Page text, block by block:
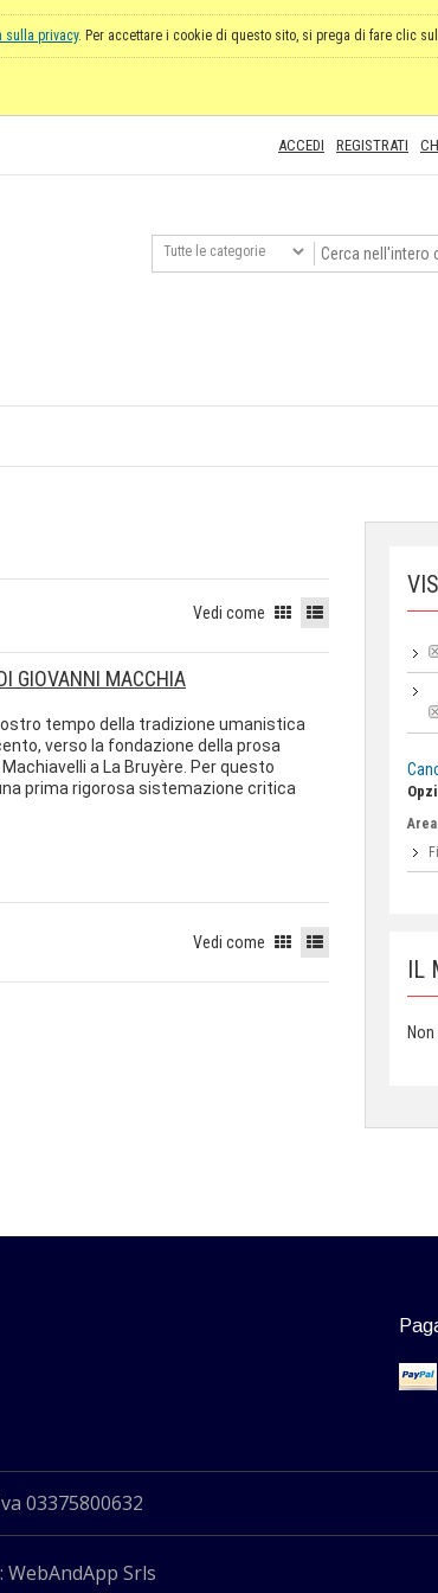
sulla privacy. Per accettare i cookie di questo sito, si prega di fare clic sul
ACCEDI REGISTRATI
Area
IL
Vedi come
GIOVANNI MACCHIA
tempo della tradizione umanistica
verso la fondazione della prosa
a La Bruyère. Per questo
prima rigorosa sistemazione critica
Vedi come
03375800632
Srls